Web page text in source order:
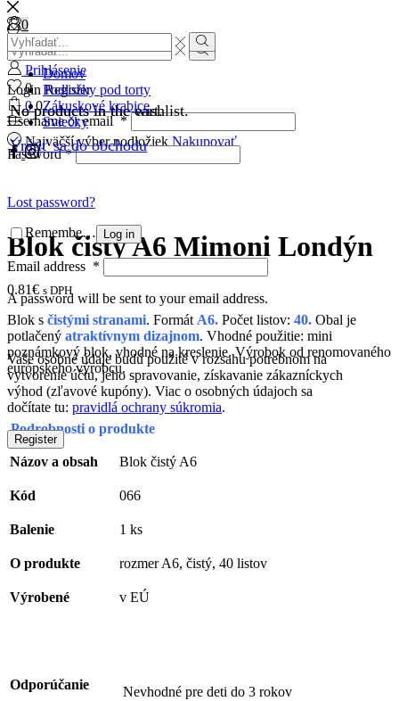
Search
input
Search
Prihlásenie
MY ACCOUNT
LoginRegister
Username or email*
Password*
Lost password?
Remember Me
Log in
Email address *
A password will be sent to your email address.
Vaše osobné údaje budú použité v rozsahu potrebnom na
vytvorenie účtu, jeho spravovanie, získavanie zákazníckych
výhod (zľavové kupóny). Viac o osobných údajoch sa
dočítate tu: pravidlá ochrany súkromia.
Register
0
0
MY WISHLIST
No products in the wishlist.
00
0
NÁKUPNÝ KOŠÍK
No products in the cart.
Vrátiť sa do obchodu
Search
input
Search
Domov
Podložky pod torty
Zákuskové krabice
Sviečky
Facebook
Instagram
Najväčší výber podložiek Nakupovať
Blok čistý A6 Mimoni Londýn
0.81€ s DPH
Blok s čistými stranami. Formát A6. Počet listov: 40. Obal je
potlačený atraktívnym dizajnom. Vhodné použitie: mini
poznámkový blok, vhodné na kreslenie. Výrobok od renomovaného
európskeho výrobcu.
Podrobnosti o produkte
Názov a obsah Blok čistý A6
Kód 066
Balenie 1 ks
O produkte rozmer A6, čistý, 40 listov
Výrobené v EÚ
Odporúčanie Nevhodné pre deti do 3 rokov